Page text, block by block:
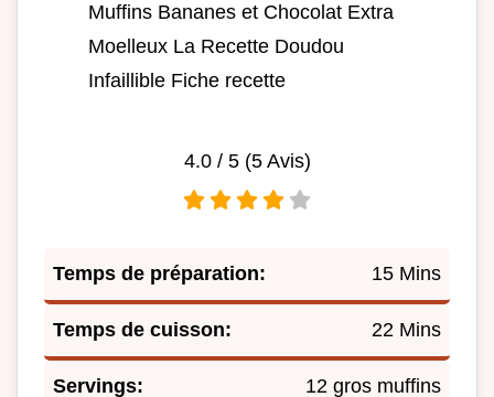
Muffins Bananes et Chocolat Extra
Moelleux La Recette Doudou
Infaillible Fiche recette
4.0/ 5 (5Avis)
Temps de préparation: 15 Mins
Temps de cuisson: 22 Mins
Servings: 12 gros muffins